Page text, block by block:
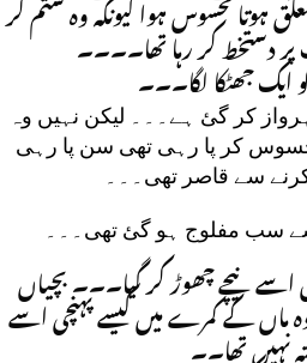
ہوتا محسوس ہوا کیونکہ وہ ستم گر
دستخط کر رہا تھا۔۔۔۔
ایک جھٹکا لگا۔۔۔
کر گئ ہے۔۔۔ لیکن نہیں وہ
کر پا رہی تھی سن پا رہی
سے قاصر تھی۔۔۔
سب مفلوج ہو گئ تھی۔۔۔
اسے نیچے چھوڑ کر گیا۔۔۔ بچیاں
ماں کے کمرے میں کیسے پہنچی اسے
نہیں تھا۔۔